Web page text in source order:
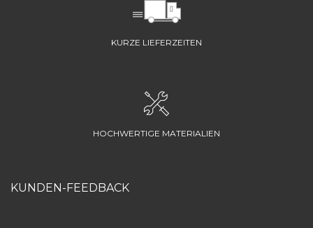
KURZE LIEFERZEITEN
HOCHWERTIGE MATERIALIEN
KUNDEN-FEEDBACK